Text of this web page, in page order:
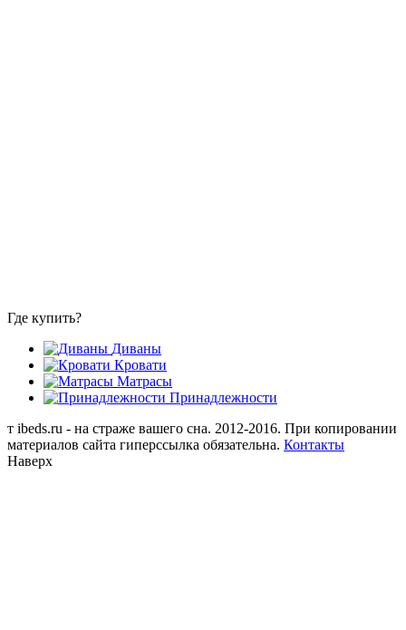
Где купить?
Диваны
Кровати
Матрасы
Принадлежности
т ibeds.ru - на страже вашего сна. 2012-2016. При копировании
материалов сайта гиперссылка обязательна. Контакты
Наверх